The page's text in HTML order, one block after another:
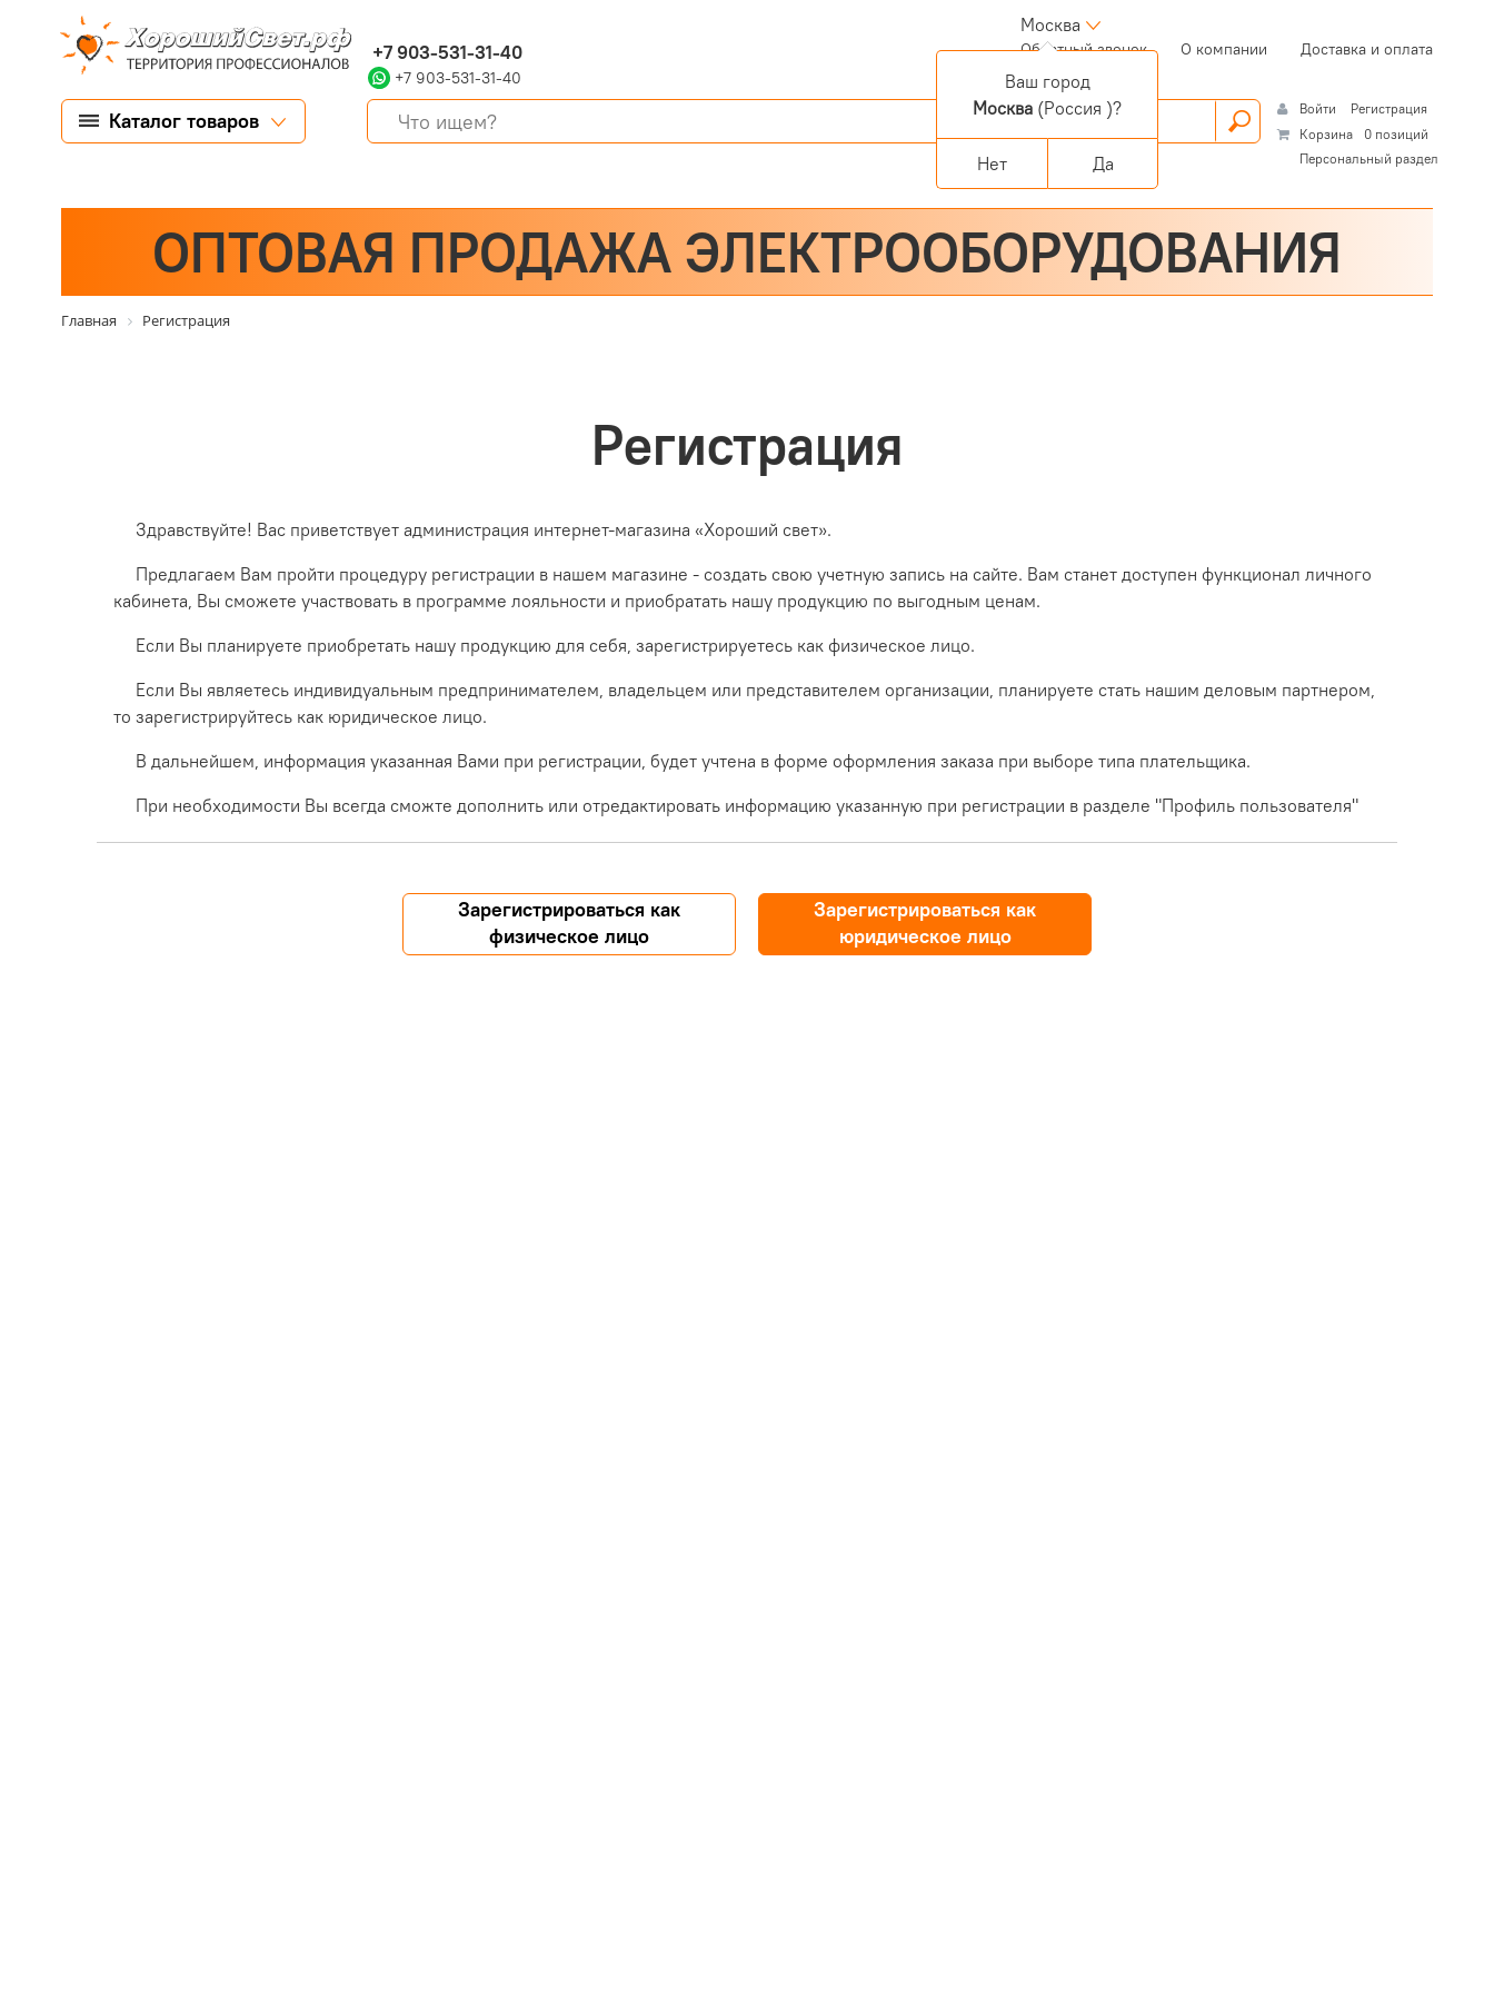
+7 903-531-31-40
+7 903-531-31-40
Москва
Обратный звонок(current)О компании Доставка и оплата
Каталог товаров Войти
Регистрация
Корзина
0 позиций
Персональный раздел
ОПТОВАЯ ПРОДАЖА ЭЛЕКТРООБОРУДОВАНИЯ
Главная Регистрация
Регистрация
Здравствуйте! Вас приветствует администрация интернет-магазина «Хороший свет».
Предлагаем Вам пройти процедуру регистрации в нашем магазине - создать свою учетную запись на сайте. Вам станет доступен функционал личного
кабинета, Вы сможете участвовать в программе лояльности и приобратать нашу продукцию по выгодным ценам.
Если Вы планируете приобретать нашу продукцию для себя, зарегистрируетесь как физическое лицо.
Если Вы являетесь индивидуальным предпринимателем, владельцем или представителем организации, планируете стать нашим деловым партнером,
то зарегистрируйтесь как юридическое лицо.
В дальнейшем, информация указанная Вами при регистрации, будет учтена в форме оформления заказа при выборе типа плательщика.
При необходимости Вы всегда сможте дополнить или отредактировать информацию указанную при регистрации в разделе "Профиль пользователя"
Зарегистрироваться как
физическое лицо
Зарегистрироваться как
юридическое лицо
Ваш город
Москва (Россия )?
Нет Да